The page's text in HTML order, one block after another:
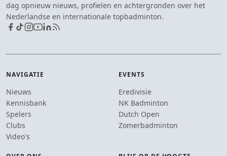
dag opnieuw nieuws, profielen en achtergronden over het
Nederlandse en internationale topbadminton.
NAVIGATIE
Nieuws
Kennisbank
Spelers
Clubs
Video's
EVENTS
Eredivisie
NK Badminton
Dutch Open
Zomerbadminton